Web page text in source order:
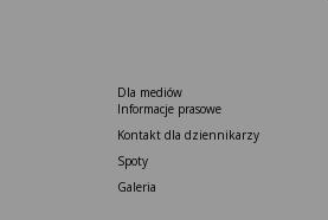
Dla mediów
Informacje prasowe
Kontakt dla dziennikarzy
Spoty
Galeria